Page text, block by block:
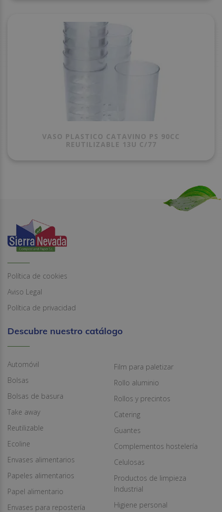
VASO PLASTICO CATAVINO PS 90CC
REUTILIZABLE 13U C/77
Política de cookies
Aviso Legal
Política de privacidad
Descubre nuestro catálogo
Automóvil
Bolsas
Bolsas de basura
Take away
Reutilizable
Ecoline
Envases alimentarios
Papeles alimentarios
Papel alimentario
Envases para repostería
Film para paletizar
Rollo aluminio
Rollos y precintos
Catering
Guantes
Complementos hostelería
Celulosas
Productos de limpieza
Industrial
Higiene personal